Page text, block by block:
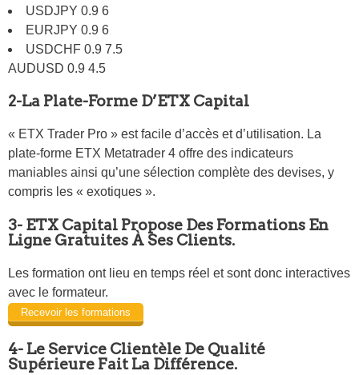
USDJPY 0.9 6
EURJPY 0.9 6
USDCHF 0.9 7.5
AUDUSD 0.9 4.5
2-La Plate-Forme D’ETX Capital
« ETX Trader Pro » est facile d’accès et d’utilisation. La
plate-forme ETX Metatrader 4 offre des indicateurs
maniables ainsi qu’une sélection complète des devises, y
compris les « exotiques ».
3- ETX Capital Propose Des Formations En
Ligne Gratuites À Ses Clients.
Les formation ont lieu en temps réel et sont donc interactives
avec le formateur.
Recevoir les formations
4- Le Service Clientèle De Qualité
Supérieure Fait La Différence.